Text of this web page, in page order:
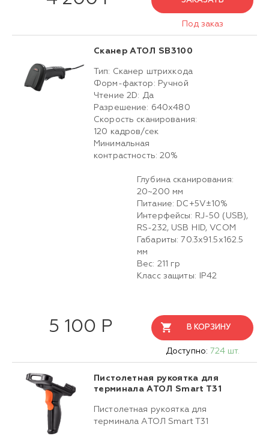
Под заказ
Сканер АТОЛ SB3100
Тип: Сканер штрихкода
Форм-фактор: Ручной
Чтение 2D: Да
Разрешение: 640х480
Скорость сканирования:
120 кадров/сек
Минимальная
контрастность: 20%
Глубина сканирования:
20~200 мм
Питание: DC+5V±10%
Интерфейсы: RJ-50 (USB),
RS-232, USB HID, VCOM
Габариты: 70.3x91.5x162.5
мм
Вес: 211 гр
Класс защиты: IP42
5 100 Р В КОРЗИНУ
Доступно: 724 шт.
Пистолетная рукоятка для
терминала АТОЛ Smart T31
Пистолетная рукоятка для
терминала АТОЛ Smart T31